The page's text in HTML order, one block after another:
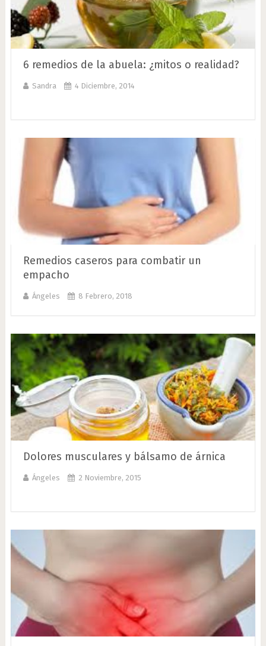
6 remedios de la abuela: ¿mitos o realidad?
Sandra 4 Diciembre, 2014
Remedios caseros para combatir un
empacho
Ángeles 8 Febrero, 2018
Dolores musculares y bálsamo de árnica
Ángeles 2 Noviembre, 2015